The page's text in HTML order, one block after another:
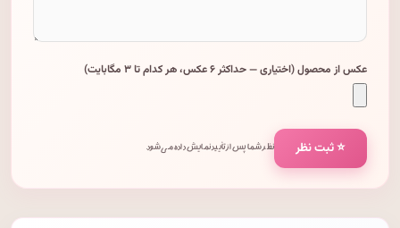
عکس از محصول (اختیاری — حداکثر ۶ عکس، هر کدام تا ۳ مگابایت)
⭐ ثبت نظر نظر شما پس از تأیید نمایش داده می‌شود.